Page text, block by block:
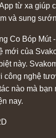
từ xa
và sung
Co Bóp Mút
mới của
này.
công nghệ
nào mà
nay.